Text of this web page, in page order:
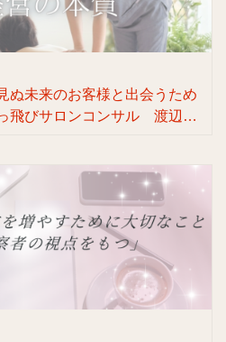
ぬ未来のお客様と出会うため
飛びサロンコンサル 渡辺マ